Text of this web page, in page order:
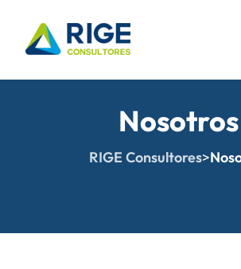
Nosotros
RIGE Consultores>